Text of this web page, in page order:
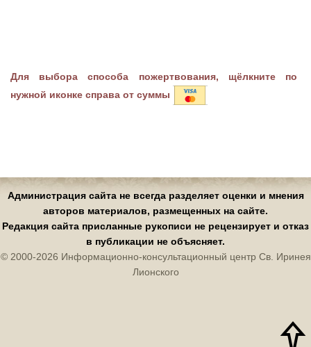
Для выбора способа пожертвования, щёлкните по
нужной иконке справа от суммы
Администрация сайта не всегда разделяет оценки и мнения
авторов материалов, размещенных на сайте.
Редакция сайта присланные рукописи не рецензирует и отказ
в публикации не объясняет.
© 2000-2026 Информационно-консультационный центр Св. Иринея
Лионского